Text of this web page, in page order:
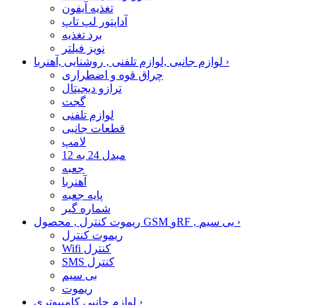
تغذیه آیفون
آداپتور لپ تاپ
برد تغذیه
نویز فیلتر
›
چراق قوه و اضطراری
ترازو دیجیتال
گجت
لوازم تلفنی
قطعات جانبی
لامپ
مبدل 24 به 12
جعبه
آهنربا
پایه جعبه
شماره گیر
›
ریموت کنترل
Wifi کنترل
SMS کنترل
بی سیم
ریموت
›